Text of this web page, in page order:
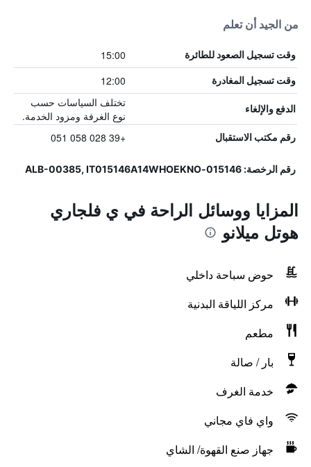
من الجيد أن تعلم
وقت تسجيل الصعود للطائرة 15:00
وقت تسجيل المغادرة 12:00
الدفع والإلغاء
تختلف السياسات حسب
نوع الغرفة ومزود الخدمة.
رقم مكتب الاستقبال +39 028 058 051
رقم الرخصة: 015146-ALB-00385, IT015146A14WHOEKNO
المزايا ووسائل الراحة في ي فلجاري
هوتل ميلانو
حوض سباحة داخلي
مركز اللياقة البدنية
مطعم
بار / صالة
خدمة الغرف
واي فاي مجاني
جهاز صنع القهوة/ الشاي